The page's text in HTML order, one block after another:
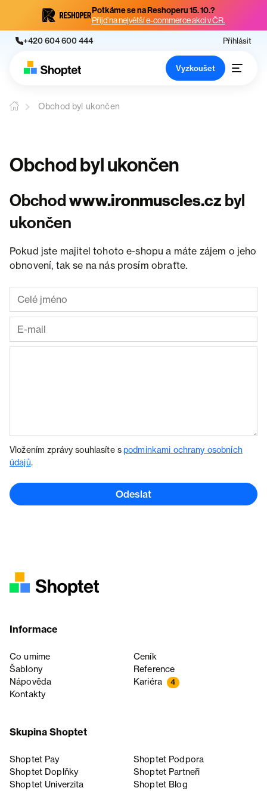
Potkáme se na Reshoperu 15. 10.?
Přijď na největší e-commerce akci v ČR.
+420 604 600 444 Přihlásit
Vyzkoušet
Obchod byl ukončen
Obchod byl ukončen
Obchodwww.ironmuscles.cz byl
ukončen
Pokud jste majitel tohoto e-shopu a máte zájem o jeho
obnovení, tak se na nás prosím obraťte.
Vložením zprávy souhlasíte spodmínkami ochrany osobních
údajů.
Odeslat
Informace
Co umíme
Ceník
Šablony
Reference
Nápověda
Kariéra 4
Kontakty
Skupina Shoptet
Shoptet Pay
Shoptet Podpora
Shoptet Doplňky
Shoptet Partneři
Shoptet Univerzita
Shoptet Blog